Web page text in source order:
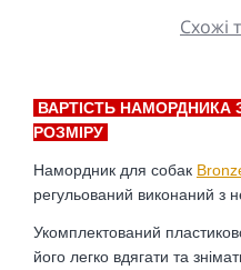
Схожі
ВАРТІСТЬ НАМОРДНИКА
РОЗМІРУ
Намордник для собак
регульований виконаний з
Укомплектований
його легко вдягати та